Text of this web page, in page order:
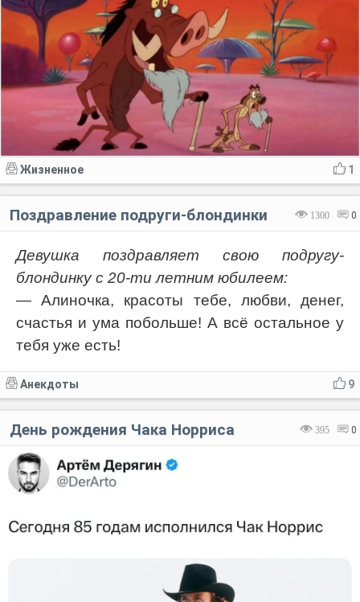
1
Жизненное
1300 0
Поздравление подруги-блондинки
Девушка поздравляет свою подругу-
блондинку с 20-ти летним юбилеем:
— Алиночка, красоты тебе, любви, денег,
счастья и ума побольше! А всё остальное у
тебя уже есть!
9
Анекдоты
395 0
День рождения Чака Норриса